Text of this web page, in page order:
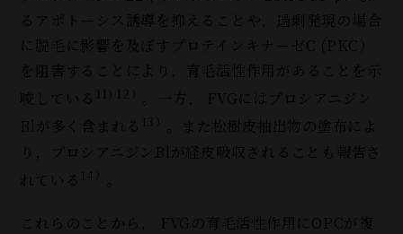
るアポトーシス誘導を抑えることや，過剰発現の場合
に脱毛に影響を及ぼすプロテインキナーゼC (PKC）
を阻害することにより，育毛活性作用があることを示
唆している 11) 12）
。一方， FVGにはプロシアニジン
Blが多く含まれる 13）
。また松樹皮抽出物の塗布によ
り，プロシアニジンBlが経皮吸収されることも報告さ
れている 14）
これらのことから， FVGの育毛活性作用にOPCが複